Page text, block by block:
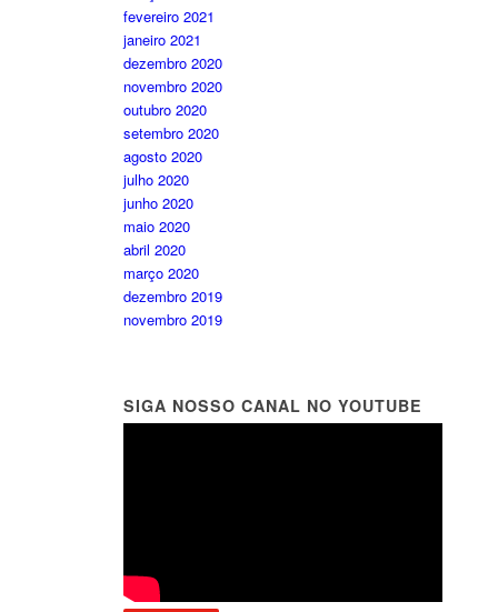
fevereiro 2021
janeiro 2021
dezembro 2020
novembro 2020
outubro 2020
setembro 2020
agosto 2020
julho 2020
junho 2020
maio 2020
abril 2020
março 2020
dezembro 2019
novembro 2019
SIGA NOSSO CANAL NO YOUTUBE